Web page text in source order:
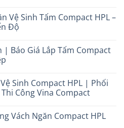
Vệ Sinh Tấm Compact HPL –
Độ
| Báo Giá Lắp Tấm Compact
Sinh Compact HPL | Phối
Công Vina Compact
Vách Ngăn Compact HPL